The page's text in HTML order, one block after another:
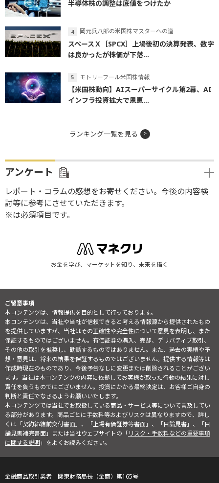
半導体株の調整は底値をつけたか
岡元兵八郎の米国株マスターへの道
スペースＸ［SPCX］上場後初の決算発表、数字
は良かったが株価が下落...
モトリーフール米国株情報
【米国株動向】AIスーパーサイクル第2幕、AI
インフラ投資拡大で恩恵...
ランキング一覧を見る
アンケート
レポート・コラムの感想をお寄せください。今後の内容検
討等に参考にさせていただきます。
※は必須項目です。
お金を学び、マーケットを知り、未来を描く
ご留意事項
本コンテンツは、情報提供を目的として行っております。
本コンテンツは、当社や当社が信頼できると考える情報源から提供されたもの
を提供していますが、当社はその正確性や完全性について意見を表明し、また
保証するものではございません。有価証券の購入、売却、デリバティブ取引、
その他の取引を推奨し、勧誘するものではありません。また、過去の実績や予
想・意見は、将来の結果を保証するものではございません。提供する情報等は
作成時現在のものであり、今後予告なしに変更または削除されることがござい
ます。当社は本コンテンツの内容に依拠してお客様が取った行動の結果に対し
責任を負うものではございません。投資にかかる最終決定は、お客様ご自身の
判断と責任でなさるようお願いいたします。
本コンテンツでは当社でお取扱している商品・サービス等について言及してい
る部分があります。商品ごとに手数料等およびリスクは異なりますので、詳し
くは「契約締結前交付書面」、「上場有価証券等書面」、「目論見書」、「目
論見書補完書面」または当社ウェブサイトの「リスク・手数料などの重要事項
に関する説明」をよくお読みください。
金融商品取引業者 関東財務局長（金商）第165号